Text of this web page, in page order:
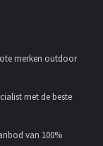
merken outdoor
met de beste
van 100%